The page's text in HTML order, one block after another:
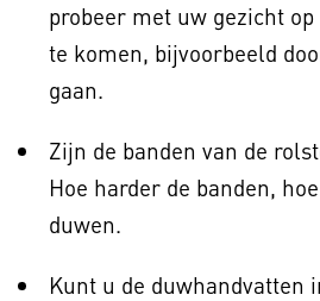
probeer met uw gezicht
te komen, bijvoorbeeld
gaan.
Zijn de banden van de
Hoe harder de banden,
duwen.
Kunt u de duwhandvatten